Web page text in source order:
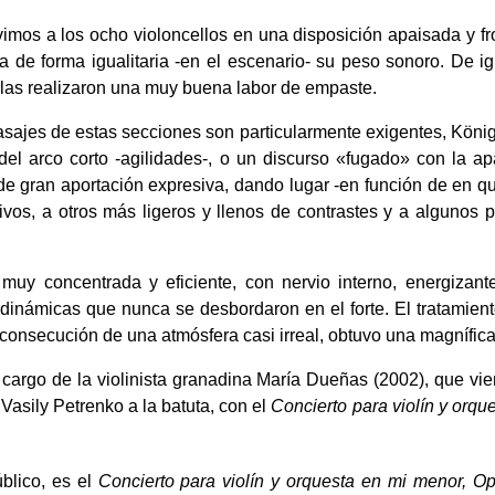
a los ocho violoncellos en una disposición apaisada y
de forma igualitaria -en el escenario- su peso sonoro. De
realizaron una muy buena labor de empaste.
de estas secciones son particularmente exigentes,
arco corto -agilidades-, o un discurso «fugado» con la
gran aportación expresiva, dando lugar -en función de en
a otros más ligeros y llenos de contrastes y a algunos
concentrada y eficiente, con nervio interno,
que nunca se desbordaron en el forte. El
de una atmósfera casi irreal, obtuvo una
de la violinista granadina María Dueñas (2002), que
Petrenko a la batuta, con el Concierto para violín y
es el Concierto para violín y orquesta en mi menor,